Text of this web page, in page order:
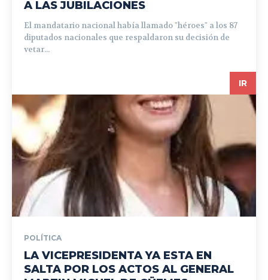
A LAS JUBILACIONES
El mandatario nacional había llamado "héroes" a los 87
diputados nacionales que respaldaron su decisión de
vetar...
IR
POLÍTICA
LA VICEPRESIDENTA YA ESTA EN
SALTA POR LOS ACTOS AL GENERAL